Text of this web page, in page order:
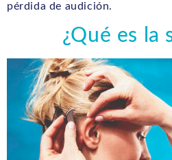
pérdida de audición.
¿Qué es la